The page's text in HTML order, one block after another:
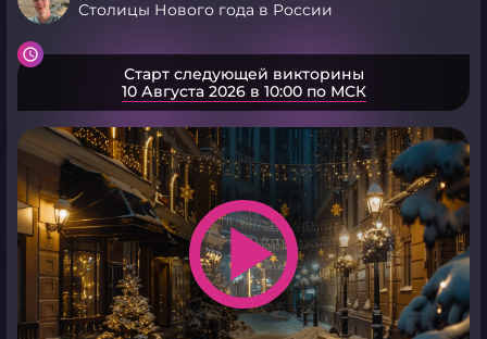
Столицы Нового года в России
Старт следующей викторины
10 Августа 2026 в 10:00 по МСК
play_arrow